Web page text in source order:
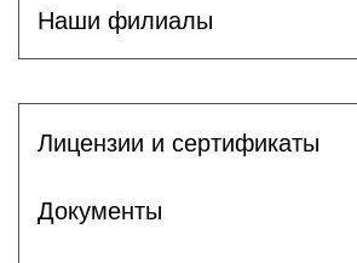
Наши филиалы
Лицензии и сертификаты
Документы